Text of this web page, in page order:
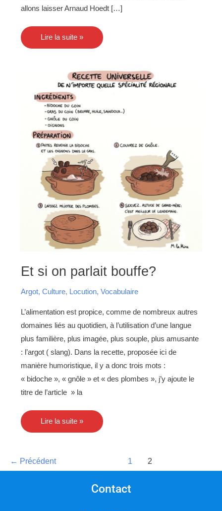
allons laisser Arnaud Hoedt […]
Lire la suite »
Et si on parlait bouffe?
Argot, Culture, Locution, Vocabulaire
L’alimentation est propice, comme de nombreux autres
domaines liés au quotidien, à l’utilisation d’une langue
plus familière, plus imagée, plus souple, plus amusante
: l’argot ( slang). Dans la recette, proposée ici de
manière humoristique, il y a donc trois mots :
« bidoche », « gnôle » et « des plombes », j’y ajoute le
titre de l’article » la
Et
si
bouffe?
Lire la suite »
← Précédent 1 2
Contact